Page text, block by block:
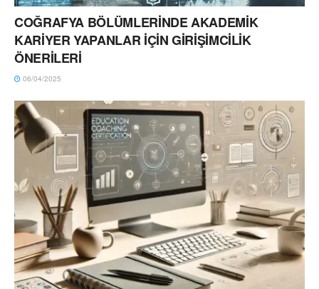
COĞRAFYA BÖLÜMLERİNDE AKADEMİK
KARİYER YAPANLAR İÇİN GİRİŞİMCİLİK
ÖNERİLERİ
06/04/2025